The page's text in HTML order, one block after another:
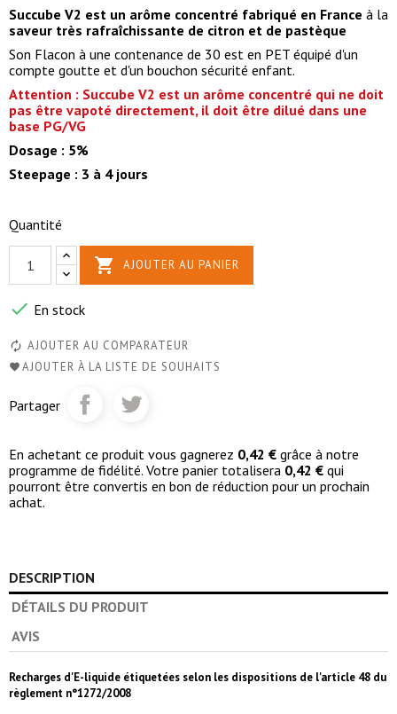
Succube V2 est un arôme concentré fabriqué en France à la
saveur très rafraîchissante de citron et de pastèque
Son Flacon à une contenance de 30 est en PET équipé d'un
compte goutte et d'un bouchon sécurité enfant.
Attention : Succube V2 est un arôme concentré qui ne doit
pas être vapoté directement, il doit être dilué dans une
base PG/VG
Dosage : 5%
Steepage : 3 à 4 jours
Quantité
 AJOUTER AU PANIER
 En stock
AJOUTER AU COMPARATEUR
AJOUTER À LA LISTE DE SOUHAITS
Partager
En achetant ce produit vous gagnerez 0,42 € grâce à notre
programme de fidélité. Votre panier totalisera 0,42 € qui
pourront être convertis en bon de réduction pour un prochain
achat.
DESCRIPTION
DÉTAILS DU PRODUIT
AVIS
Recharges d'E-liquide étiquetées selon les dispositions de l'article 48 du
règlement n°1272/2008